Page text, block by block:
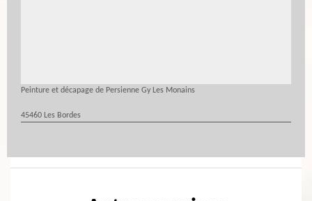
Peinture et décapage de Persienne Gy Les Monains
45460 Les Bordes